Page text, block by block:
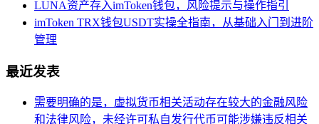
LUNA资产存入imToken钱包，风险提示与操作指引
imToken TRX钱包USDT实操全指南，从基础入门到进阶
管理
最近发表
需要明确的是，虚拟货币相关活动存在较大的金融风险
和法律风险，未经许可私自发行代币可能涉嫌违反相关